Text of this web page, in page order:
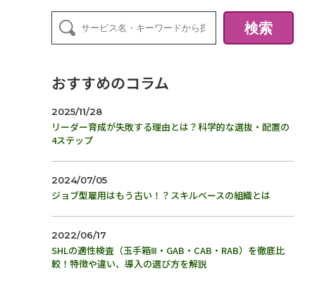
検索
おすすめのコラム
2025/11/28
リーダー育成が失敗する理由とは？科学的な選抜・配置の
4ステップ
2024/07/05
ジョブ型雇用はもう古い！？スキルベースの組織とは
2022/06/17
SHLの適性検査（玉手箱Ⅲ・GAB・CAB・RAB）を徹底比
較！特徴や違い、導入の選び方を解説